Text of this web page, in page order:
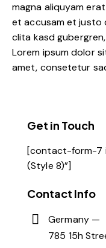
magna aliquyam
et accusam et justo
clita kasd
Lorem ipsum dolor
amet, consetetur
Get in Touch
[contact-form-7
(Style 8)”]
Contact Info
Germany —
785 15h